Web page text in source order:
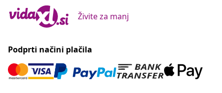
Živite za manj
Podprti načini plačila